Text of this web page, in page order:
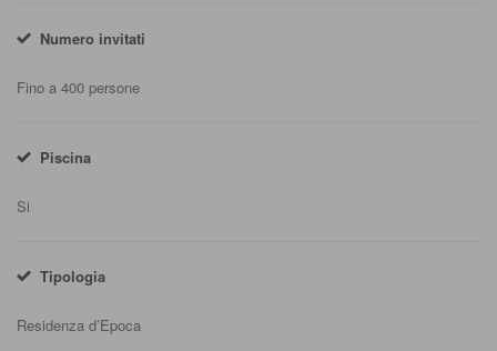
Numero invitati
Fino a 400 persone
Piscina
Si
Tipologia
Residenza d’Epoca